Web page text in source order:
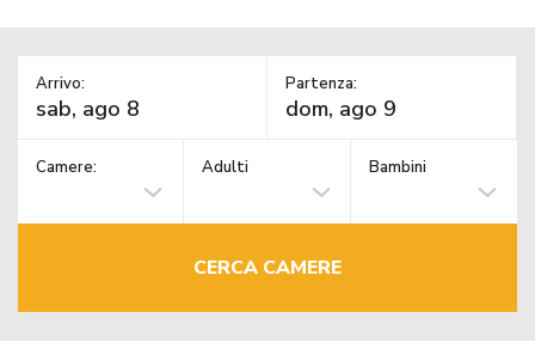
Arrivo: Partenza:
Camere: Adulti Bambini
CERCA CAMERE